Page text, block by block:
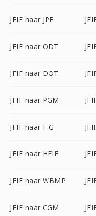
JFIF naar JPE
JFIF naar ODT
JFIF naar DOT
JFIF naar PGM
JFIF naar FIG
JFIF naar HEIF
JFIF naar WBMP
JFIF naar CGM